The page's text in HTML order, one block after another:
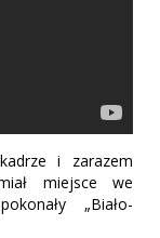
i zarazem
miejsce we
„Biało-